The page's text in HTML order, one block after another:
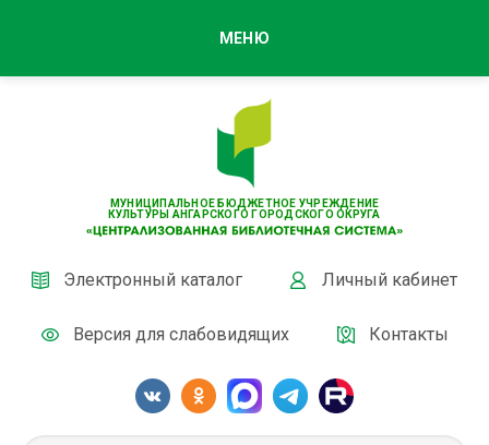
МУНИЦИПАЛЬНОЕ БЮДЖЕТНОЕ УЧРЕЖДЕНИЕ
КУЛЬТУРЫ АНГАРСКОГО ГОРОДСКОГО ОКРУГА
Электронный каталог Личный кабинет
Версия для слабовидящих Контакты
МЕНЮ